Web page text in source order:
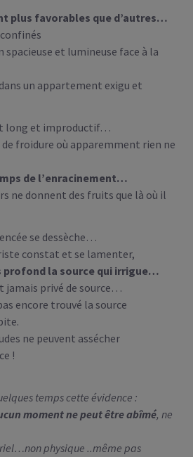
plus favorables que d’autres…
spacieuse et lumineuse face à la
un appartement exigu et
long et improductif…
froidure où apparemment rien ne
de l’enracinement…
ne donnent des fruits que là où il
se dessèche…
constat et se lamenter,
profond la source qui irrigue…
jamais privé de source…
encore trouvé la source
ne peuvent assécher
!
temps cette évidence :
moment ne peut être abîmé, ne
physique ..même pas